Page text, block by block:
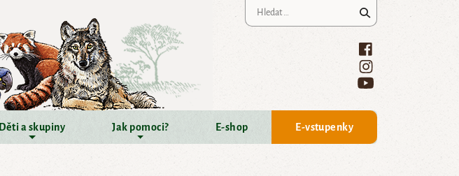
Děti a skupiny Jak pomoci? E-shop E-vstupenky